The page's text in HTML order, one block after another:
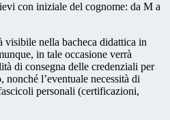
con iniziale del cognome: da M a
visibile nella bacheca didattica in
in tale occasione verrà
di consegna delle credenziali per
nonché l’eventuale necessità di
personali (certificazioni,